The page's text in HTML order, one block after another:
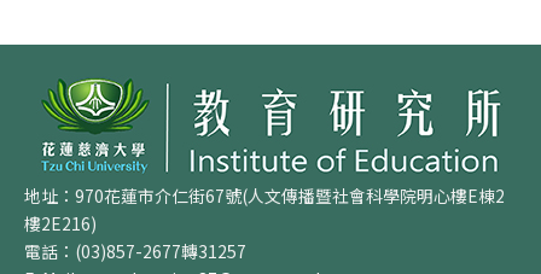
地址：970花蓮市介仁街67號(人文傳播暨社會科學院明心樓E棟2
樓2E216)
電話：(03)857-2677轉31257